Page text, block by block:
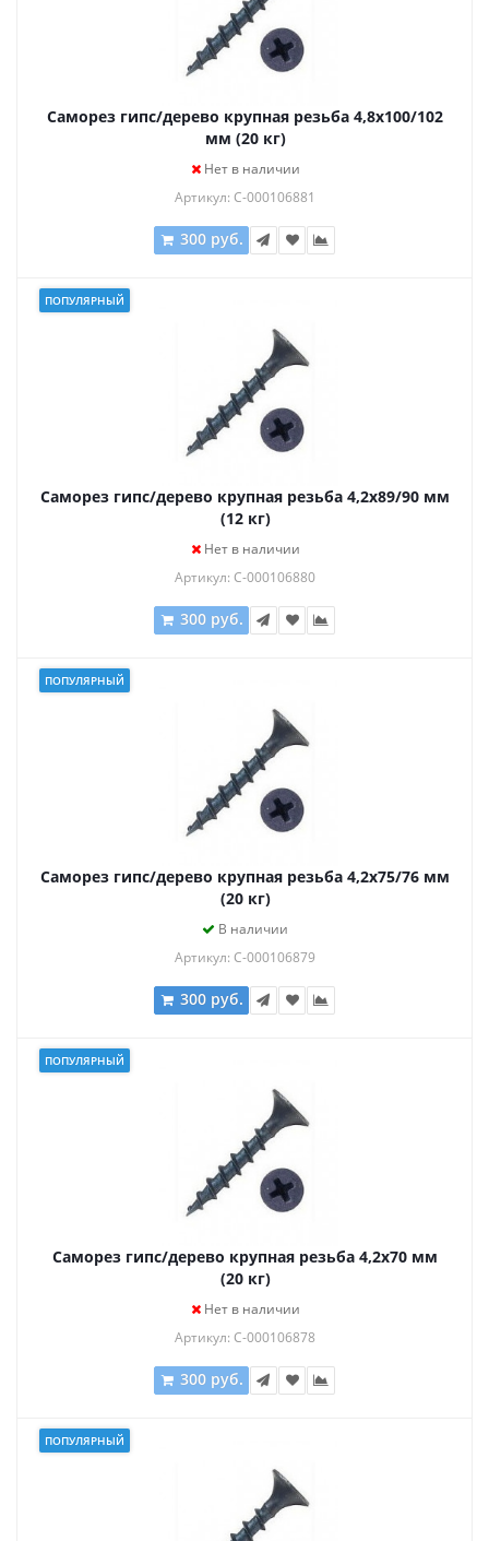
Саморез гипс/дерево крупная резьба 4,8х100/102
мм (20 кг)
Нет в наличии
Артикул: С-000106881
300 руб.
ПОПУЛЯРНЫЙ
Саморез гипс/дерево крупная резьба 4,2х89/90 мм
(12 кг)
Нет в наличии
Артикул: С-000106880
300 руб.
ПОПУЛЯРНЫЙ
Саморез гипс/дерево крупная резьба 4,2х75/76 мм
(20 кг)
В наличии
Артикул: С-000106879
300 руб.
ПОПУЛЯРНЫЙ
Саморез гипс/дерево крупная резьба 4,2х70 мм
(20 кг)
Нет в наличии
Артикул: С-000106878
300 руб.
ПОПУЛЯРНЫЙ